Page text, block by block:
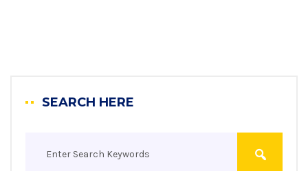
SEARCH HERE